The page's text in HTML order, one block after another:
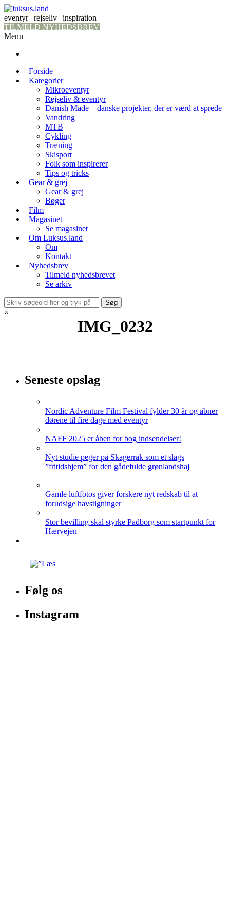
eventyr | rejseliv | inspiration
TILMELD NYHEDSBREV
Menu
Forside
Kategorier
Mikroeventyr
Rejseliv & eventyr
Danish Made – danske projekter, der er værd at sprede
Vandring
MTB
Cykling
Træning
Skisport
Folk som inspirerer
Tips og tricks
Gear & grej
Gear & grej
Bøger
Film
Magasinet
Se magasinet
Om Luksus.land
Om
Kontakt
Nyhedsbrev
Tilmeld nyhedsbrevet
Se arkiv
×
IMG_0232
Seneste opslag
Nordic Adventure Film Festival fylder 30 år og åbner
dørene til fire dage med eventyr
NAFF 2025 er åben for bog indsendelser!
Nyt studie peger på Skagerrak som et slags
”fritidshjem” for den gådefulde grønlandshaj
Gamle luftfotos giver forskere nyt redskab til at
forudsige havstigninger
Stor bevilling skal styrke Padborg som startpunkt for
Hærvejen
Følg os
Instagram